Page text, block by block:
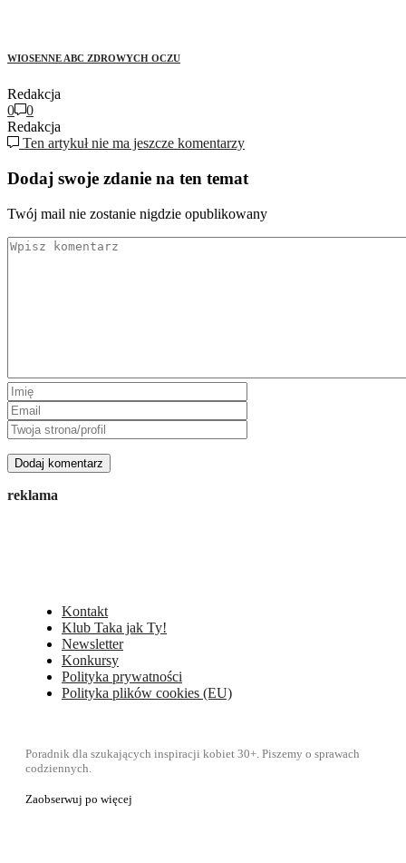
WIOSENNE ABC ZDROWYCH OCZU
Redakcja
0
0
Redakcja
Ten artykuł nie ma jeszcze komentarzy
Dodaj swoje zdanie na ten temat
Twój mail nie zostanie nigdzie opublikowany
reklama
Kontakt
Klub Taka jak Ty!
Newsletter
Konkursy
Polityka prywatności
Polityka plików cookies (EU)
Poradnik dla szukających inspiracji kobiet 30+. Piszemy o sprawach
codziennych.
Zaobserwuj po więcej